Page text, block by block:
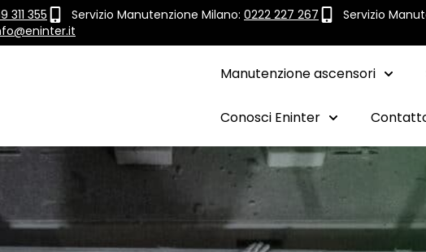
311 355 Servizio Manutenzione Milano: 0222 227 267 Servizio
Manutenzione ascensori
Conosci Eninter